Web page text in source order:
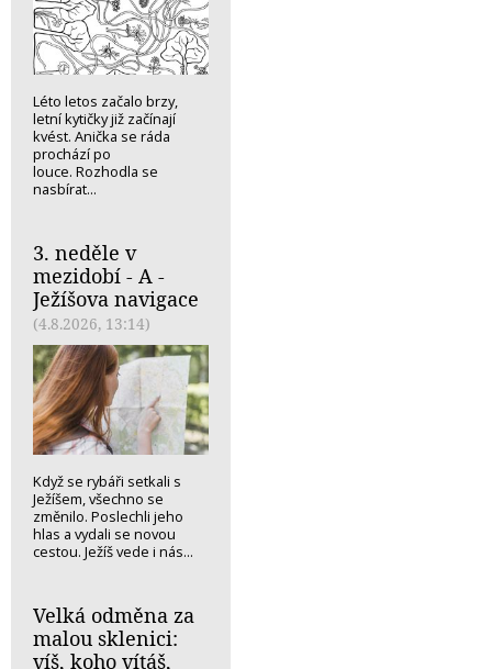
Léto letos začalo brzy,
letní kytičky již začínají
kvést. Anička se ráda
prochází po
louce. Rozhodla se
nasbírat...
3. neděle v
mezidobí - A -
Ježíšova navigace
(4.8.2026, 13:14)
Když se rybáři setkali s
Ježíšem, všechno se
změnilo. Poslechli jeho
hlas a vydali se novou
cestou. Ježíš vede i nás...
Velká odměna za
malou sklenici:
víš, koho vítáš,